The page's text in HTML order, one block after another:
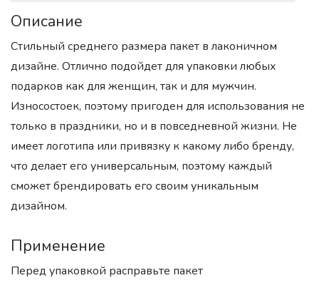
Описание
Стильный среднего размера пакет в лаконичном
дизайне. Отлично подойдет для упаковки любых
подарков как для женщин, так и для мужчин.
Износостоек, поэтому пригоден для использования не
только в праздники, но и в повседневной жизни. Не
имеет логотипа или привязку к какому либо бренду,
что делает его универсальным, поэтому каждый
сможет брендировать его своим уникальным
дизайном.
Применение
Перед упаковкой расправьте пакет